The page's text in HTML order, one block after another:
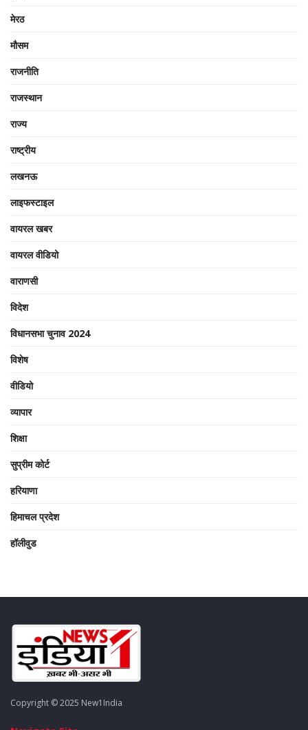
मेरठ
मौसम
राजनीति
राजस्थान
राज्य
राष्ट्रीय
लखनऊ
लाइफस्टाइल
वायरल खबर
वायरल वीडियो
वाराणसी
विदेश
विधानसभा चुनाव 2024
विशेष
वीडियो
व्यापार
शिक्षा
सुप्रीम कोर्ट
हरियाणा
हिमाचल प्रदेश
हॉलीवुड
Copyright © 2025 New1India